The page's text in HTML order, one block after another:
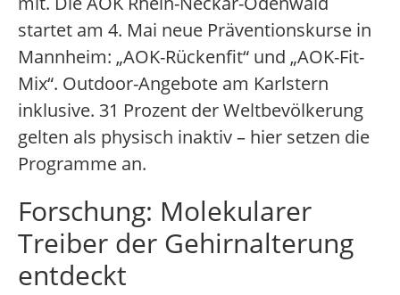
startet am 4. Mai neue Präventionskurse in
Mannheim: „AOK-Rückenfit“ und „AOK-Fit-
Mix“. Outdoor-Angebote am Karlstern
inklusive. 31 Prozent der Weltbevölkerung
gelten als physisch inaktiv – hier setzen die
Programme an.
Forschung: Molekularer
Treiber der Gehirnalterung
entdeckt